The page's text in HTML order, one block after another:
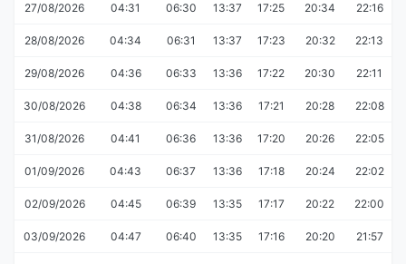
27/08/2026 04:31 06:30 13:37 17:25 20:34 22:16
28/08/2026 04:34 06:31 13:37 17:23 20:32 22:13
29/08/2026 04:36 06:33 13:36 17:22 20:30 22:11
30/08/2026 04:38 06:34 13:36 17:21 20:28 22:08
31/08/2026 04:41 06:36 13:36 17:20 20:26 22:05
01/09/2026 04:43 06:37 13:36 17:18 20:24 22:02
02/09/2026 04:45 06:39 13:35 17:17 20:22 22:00
03/09/2026 04:47 06:40 13:35 17:16 20:20 21:57